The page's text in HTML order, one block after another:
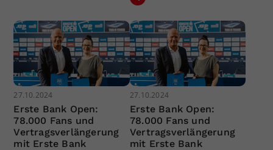
27.10.2024
Erste Bank Open:
78.000 Fans und
Vertragsverlängerung
mit Erste Bank
27.10.2024
Erste Bank Open:
78.000 Fans und
Vertragsverlängerung
mit Erste Bank